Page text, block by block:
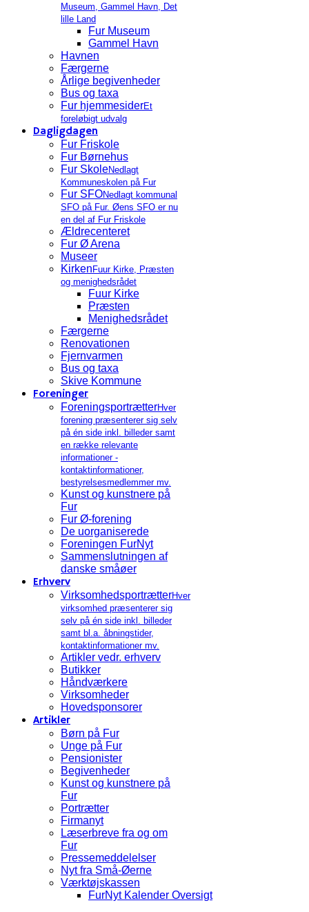
Museum, Gammel Havn, Det
lille Land
Fur Museum
Gammel Havn
Havnen
Færgerne
Årlige begivenheder
Bus og taxa
Fur hjemmesiderEt
foreløbigt udvalg
Dagligdagen
Fur Friskole
Fur Børnehus
Fur SkoleNedlagt
Kommuneskolen på Fur
Fur SFONedlagt kommunal
SFO på Fur. Øens SFO er nu
en del af Fur Friskole
Ældrecenteret
Fur Ø Arena
Museer
Kirken Fuur Kirke, Præsten
og menighedsrådet
Fuur Kirke
Præsten
Menighedsrådet
Færgerne
Renovationen
Fjernvarmen
Bus og taxa
Skive Kommune
Foreninger
ForeningsportrætterHver
forening præsenterer sig selv
på én side inkl. billeder samt
en række relevante
informationer -
kontaktinformationer,
bestyrelsesmedlemmer mv.
Kunst og kunstnere på
Fur
Fur Ø-forening
De uorganiserede
Foreningen FurNyt
Sammenslutningen af
danske småøer
Erhverv
VirksomhedsportrætterHver
virksomhed præsenterer sig
selv på én side inkl. billeder
samt bl.a. åbningstider,
kontaktinformationer mv.
Artikler vedr. erhverv
Butikker
Håndværkere
Virksomheder
Hovedsponsorer
Artikler
Børn på Fur
Unge på Fur
Pensionister
Begivenheder
Kunst og kunstnere på
Fur
Portrætter
Firmanyt
Læserbreve fra og om
Fur
Pressemeddelelser
Nyt fra Små-Øerne
Værktøjskassen
FurNyt Kalender Oversigt